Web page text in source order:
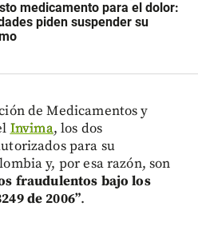
medicamento para el dolor:
piden suspender su
de Medicamentos y
Invima, los dos
para su
y, por esa razón, son
fraudulentos bajo los
de 2006”.